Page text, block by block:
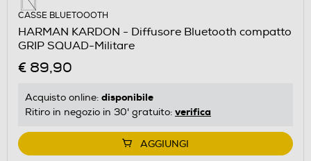
CASSE BLUETOOOTH
HARMAN KARDON - Diffusore Bluetooth compatto
GRIP SQUAD-Militare
€ 89,90
Acquisto online: disponibile
Ritiro in negozio in 30' gratuito: verifica
AGGIUNGI